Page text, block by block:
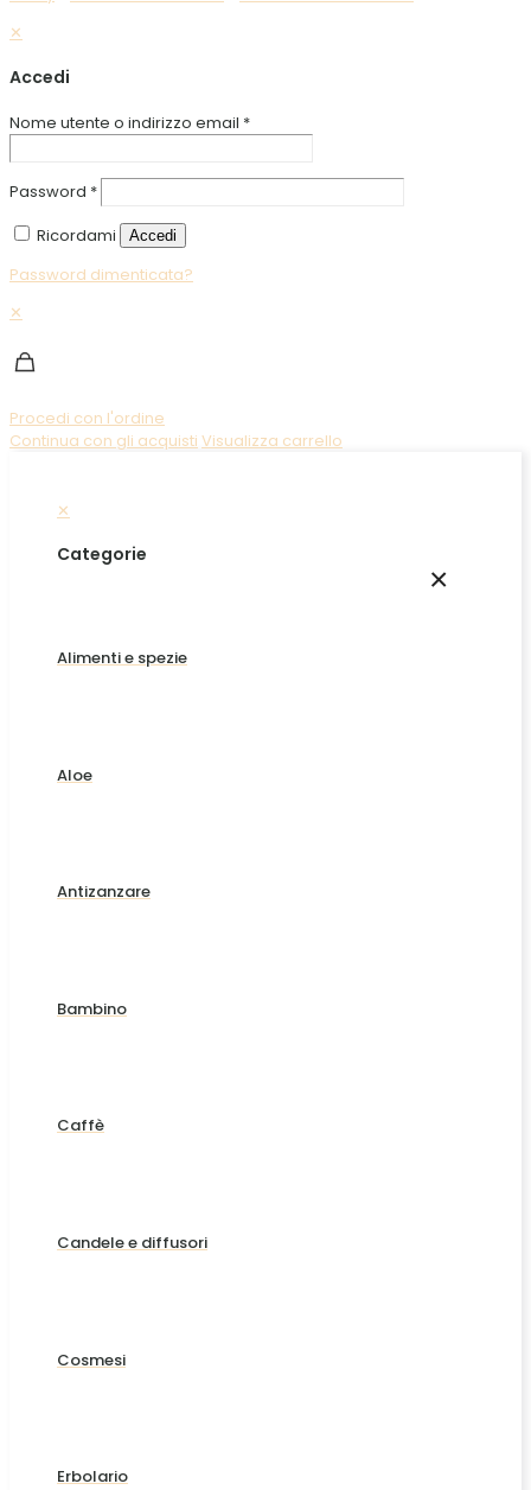
✕
Accedi
Nome utente o indirizzo email *
Password *
Ricordami
Accedi
Password dimenticata?
✕
Procedi con l'ordine
Continua con gli acquisti Visualizza carrello
✕
×
Categorie
Alimenti e spezie
Aloe
Antizanzare
Bambino
Caffè
Candele e diffusori
Cosmesi
Erbolario